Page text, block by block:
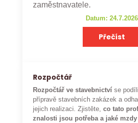
zaměstnavatele.
Datum: 24.7.2026
Přečíst
Rozpočtář
Rozpočtář ve stavebnictví se
přípravě stavebních zakázek a
jejich realizaci. Zjistěte,co tato
znalosti jsou potřeba a jaké mzdy